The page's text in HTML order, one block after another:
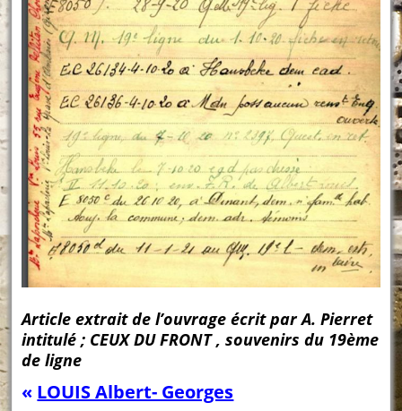
Article extrait de l’ouvrage écrit par A. Pierret
intitulé ; CEUX DU FRONT , souvenirs du 19ème
de ligne
« LOUIS Albert- Georges